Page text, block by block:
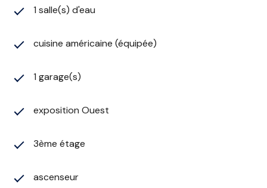
Ménage de départ inclus
électricité en sus
N° d'immatriculation 62826001978C1
Appartement classé 2*
1 salle(s) d'eau
cuisine américaine (équipée)
1 garage(s)
exposition Ouest
3ème étage
ascenseur